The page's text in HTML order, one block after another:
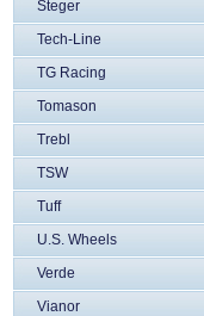
Steger
Tech-Line
TG Racing
Tomason
Trebl
TSW
Tuff
U.S. Wheels
Verde
Vianor